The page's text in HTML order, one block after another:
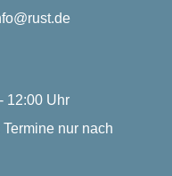
12:00 Uhr
nur nach